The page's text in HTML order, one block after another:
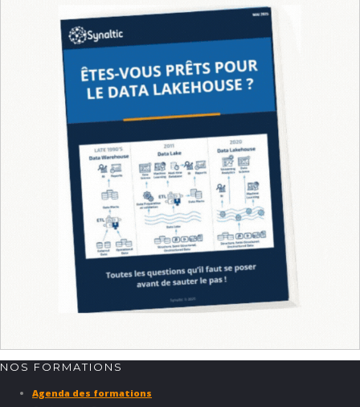
NOS FORMATIONS
Agenda des formations